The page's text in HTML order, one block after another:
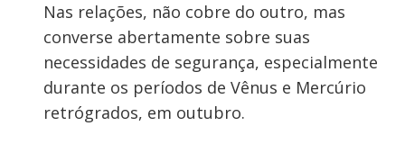
Nas relações, não cobre do outro, mas
converse abertamente sobre suas
necessidades de segurança, especialmente
durante os períodos de Vênus e Mercúrio
retrógrados, em outubro.